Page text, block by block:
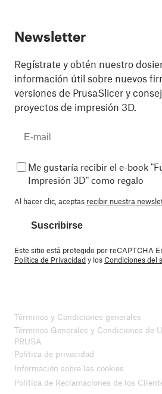
Newsletter
Regístrate y obtén nuestro
información útil sobre nuevos
versiones de PrusaSlicer y
proyectos de impresión 3D.
Me gustaría recibir el e-book
Impresión 3D" como regalo
Al hacer clic, aceptas recibir nuestra
Suscribirse
Este sitio está protegido por reCAPTCHA
Política de Privacidady losCondiciones del
Términos y Condiciones generales
Términos Generales y Condiciones de
PRUSA
Política de privacidad
Información sobre las cookies
Política de Reclamaciones de los